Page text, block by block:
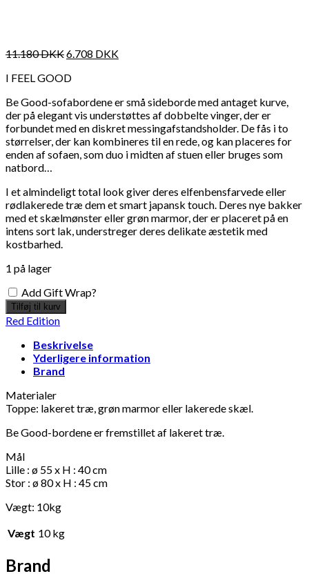
11.180DKK6.708 DKK
I FEEL GOOD
Be Good-sofabordene er små sideborde med antaget kurve,
der på elegant vis understøttes af dobbelte vinger, der er
forbundet med en diskret messingafstandsholder. De fås i to
størrelser, der kan kombineres til en rede, og kan placeres for
enden af sofaen, som duo i midten af stuen eller bruges som
natbord…
I et almindeligt total look giver deres elfenbensfarvede eller
rødlakerede træ dem et smart japansk touch. Deres nye bakker
med et skælmønster eller grøn marmor, der er placeret på en
intens sort lak, understreger deres delikate æstetik med
kostbarhed.
1 på lager
Add Gift Wrap?
Tilføj til kurv
Red Edition
Beskrivelse
Yderligere information
Brand
Materialer
Toppe: lakeret træ, grøn marmor eller lakerede skæl.
Be Good-bordene er fremstillet af lakeret træ.
Mål
Lille : ø 55 x H : 40 cm
Stor : ø 80 x H : 45 cm
Vægt: 10kg
Vægt 10 kg
Brand